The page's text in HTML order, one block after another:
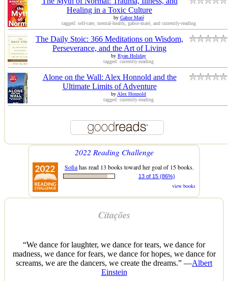
Healing in a Toxic Culture
by Gabor Maté
tagged: self-care, mental-health, gabor-maté, and currently-reading
The Daily Stoic: 366 Meditations on Wisdom,
Perseverance, and the Art of Living
by Ryan Holiday
tagged: currently-reading
Alone on the Wall: Alex Honnold and the
Ultimate Limits of Adventure
byAlex Honnold
tagged: currently-reading
2022 Reading Challenge
Sofiahas read 13 books toward her goal of 15 books.
13 of 15 (86%)
view books
Citações
“We dance for laughter, we dance for tears, we dance for
madness, we dance for fears, we dance for hopes, we dance for
screams, we are the dancers, we create the dreams.” —Albert
Einstein